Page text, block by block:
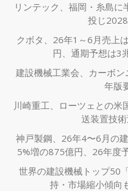
リンテック、福岡・糸島
投じ
クボタ、26年1～6月売上
円、通期予想は3
建設機械工業会、カーボ
年版
川崎重工、ローツェとの米
送装置技
神戸製鋼、26年4〜6月の
5%増の875億円、26年度
世界の建設機械トップ50
持・市場縮小傾向